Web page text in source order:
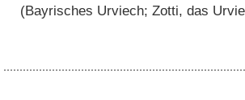
(Bayrisches Urviech; Zotti, das